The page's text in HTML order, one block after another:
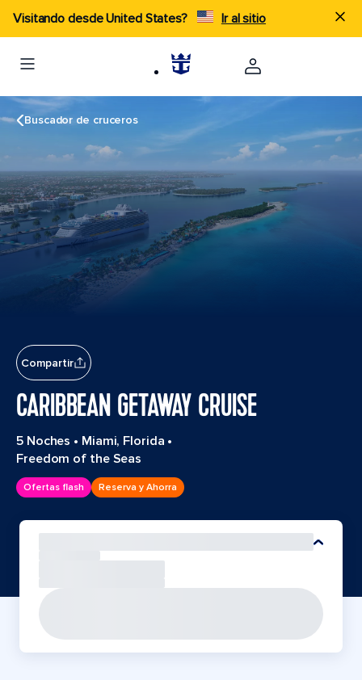
Visitando desde United States? Ir al sitio
Buscador de cruceros
Compartir
CARIBBEAN GETAWAY CRUISE
5 Noches • Miami, Florida •
Freedom of the Seas
Ofertas flash Reserva y Ahorra